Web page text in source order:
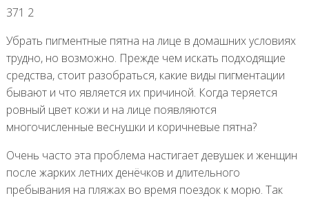
371 2
Убрать пигментные пятна на лице в домашних условиях
трудно, но возможно. Прежде чем искать подходящие
средства, стоит разобраться, какие виды пигментации
бывают и что является их причиной. Когда теряется
ровный цвет кожи и на лице появляются
многочисленные веснушки и коричневые пятна?
Очень часто эта проблема настигает девушек и женщин
после жарких летних денёчков и длительного
пребывания на пляжах во время поездок к морю. Так